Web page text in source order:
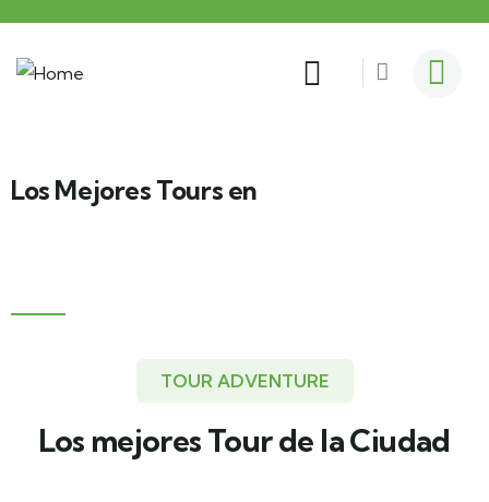
Los Mejores Tours en
TOUR ADVENTURE
Los mejores Tour de la Ciudad